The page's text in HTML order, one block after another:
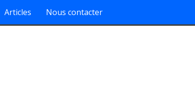
Articles Nous contacter